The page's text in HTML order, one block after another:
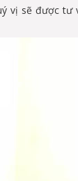
vị sẽ được tư